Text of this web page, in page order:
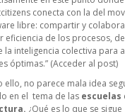
conecta con la del
libre: compartir y
eficiencia de los procesos,
la inteligencia colectiva para
óptimas.” (Acceder al post)
ello, no parece mala idea
en el tema de las escuelas
¿Qué es lo que se sigue